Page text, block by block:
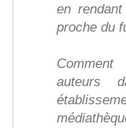
en
proche du
auteurs